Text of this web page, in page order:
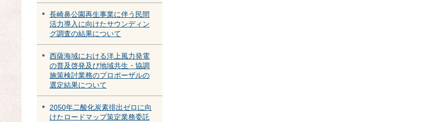
長崎鼻公園再生事業に伴う民間
活力導入に向けたサウンディン
グ調査の結果について
西薩海域における洋上風力発電
の普及啓発及び地域共生・協調
施策検討業務のプロポーザルの
選定結果について
2050年二酸化炭素排出ゼロに向
けたロードマップ策定業務委託